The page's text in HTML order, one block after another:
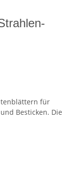
für
Besticken. Die